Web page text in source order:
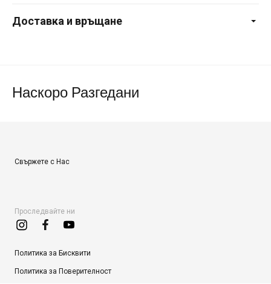
Доставка и връщане
Наскоро Разгедани
Свържете с Нас
Проследвайте ни
Политика за Бисквити
Политика за Поверителност